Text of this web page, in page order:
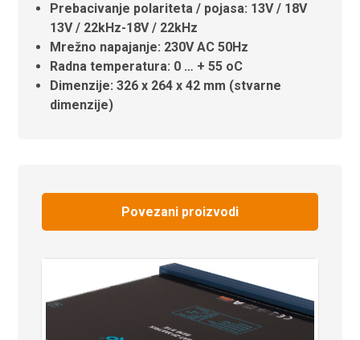
Prebacivanje polariteta / pojasa: 13V / 18V
13V / 22kHz-18V / 22kHz
Mrežno napajanje: 230V AC 50Hz
Radna temperatura: 0 … + 55 oC
Dimenzije: 326 x 264 x 42 mm (stvarne
dimenzije)
Povezani proizvodi